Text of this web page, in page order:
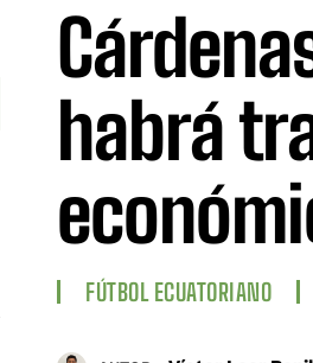
habrá
FÚTBOL ECUATORIANO